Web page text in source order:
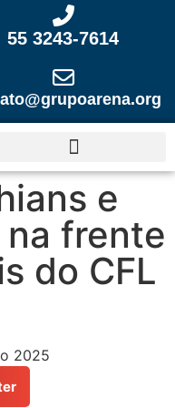
55 3243-7614
e
na frente
do CFL
2025